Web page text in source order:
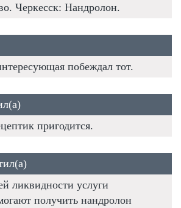
Черкесск: Нандролон.
побеждал тот.
пригодится.
ликвидности услуги
получить нандролон